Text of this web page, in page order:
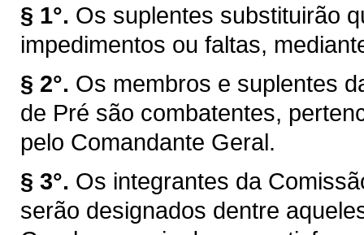
§ 1°. Os suplentes substituirão
impedimentos ou faltas,
§ 2°. Os membros e suplentes
de Pré são combatentes,
pelo Comandante Geral.
§ 3°. Os integrantes da
serão designados dentre